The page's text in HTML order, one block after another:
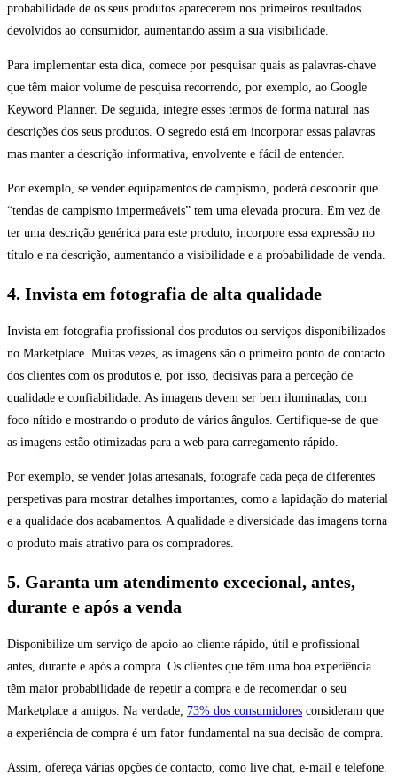
probabilidade de os seus produtos aparecerem nos primeiros resultados
devolvidos ao consumidor, aumentando assim a sua visibilidade.
Para implementar esta dica, comece por pesquisar quais as palavras-chave
que têm maior volume de pesquisa recorrendo, por exemplo, ao Google
Keyword Planner. De seguida, integre esses termos de forma natural nas
descrições dos seus produtos. O segredo está em incorporar essas palavras
mas manter a descrição informativa, envolvente e fácil de entender.
Por exemplo, se vender equipamentos de campismo, poderá descobrir que
“tendas de campismo impermeáveis” tem uma elevada procura. Em vez de
ter uma descrição genérica para este produto, incorpore essa expressão no
título e na descrição, aumentando a visibilidade e a probabilidade de venda.
4. Invista em fotografia de alta qualidade
Invista em fotografia profissional dos produtos ou serviços disponibilizados
no Marketplace. Muitas vezes, as imagens são o primeiro ponto de contacto
dos clientes com os produtos e, por isso, decisivas para a perceção de
qualidade e confiabilidade. As imagens devem ser bem iluminadas, com
foco nítido e mostrando o produto de vários ângulos. Certifique-se de que
as imagens estão otimizadas para a web para carregamento rápido.
Por exemplo, se vender joias artesanais, fotografe cada peça de diferentes
perspetivas para mostrar detalhes importantes, como a lapidação do material
e a qualidade dos acabamentos. A qualidade e diversidade das imagens torna
o produto mais atrativo para os compradores.
5. Garanta um atendimento excecional, antes,
durante e após a venda
Disponibilize um serviço de apoio ao cliente rápido, útil e profissional
antes, durante e após a compra. Os clientes que têm uma boa experiência
têm maior probabilidade de repetir a compra e de recomendar o seu
Marketplace a amigos. Na verdade, 73% dos consumidores consideram que
a experiência de compra é um fator fundamental na sua decisão de compra.
Assim, ofereça várias opções de contacto, como live chat, e-mail e telefone.